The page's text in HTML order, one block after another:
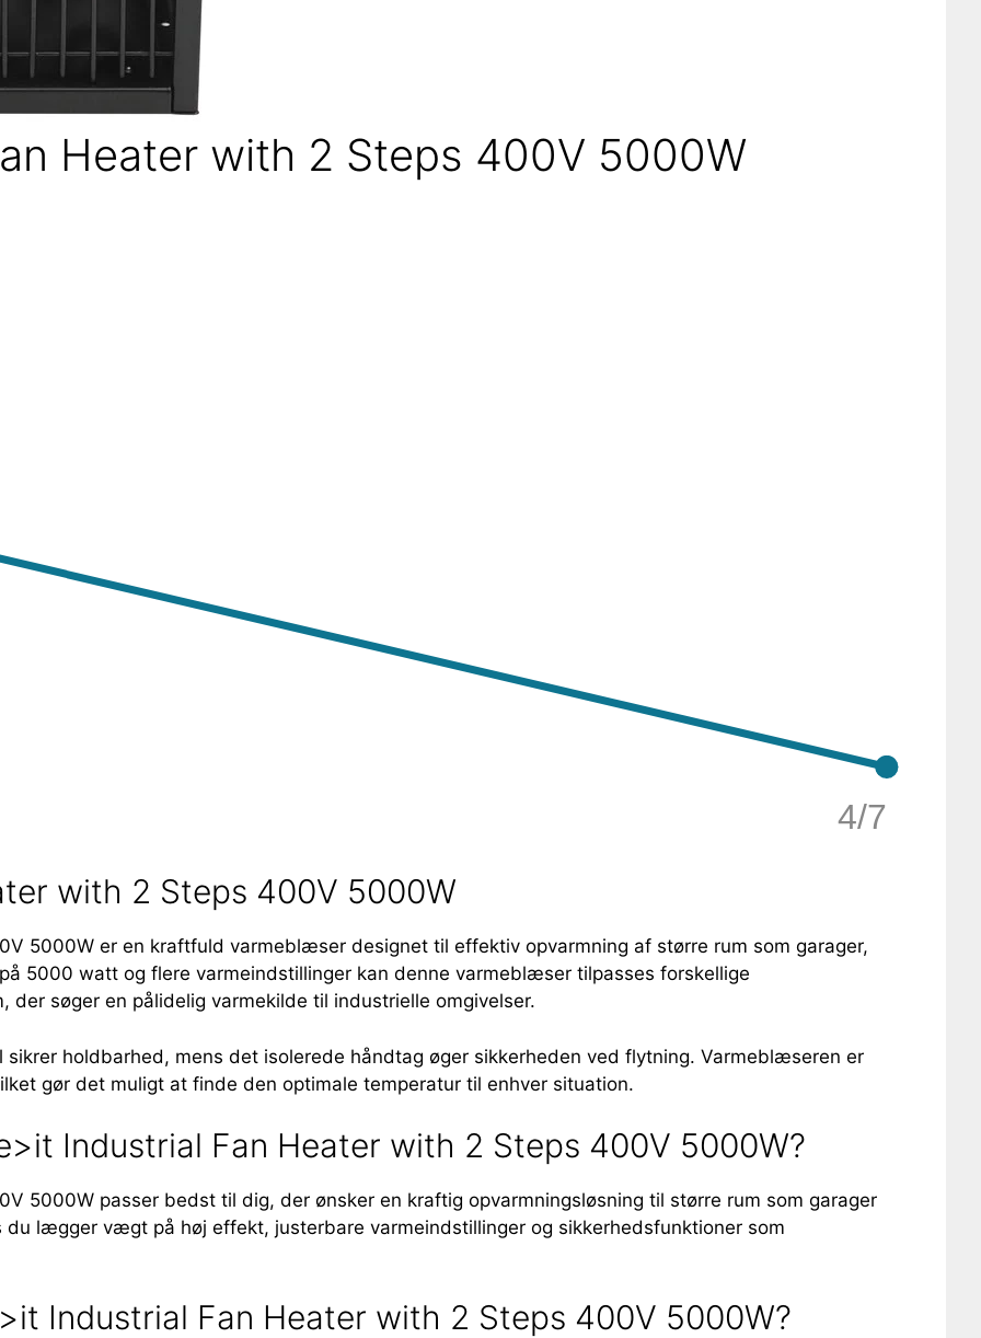
Heater with 2 Steps 400V 5000W
4/7
with 2 Steps 400V 5000W
5000W er en kraftfuld varmeblæser designet til effektiv opvarmning af større rum som garager,
5000 watt og flere varmeindstillinger kan denne varmeblæser tilpasses forskellige
søger en pålidelig varmekilde til industrielle omgivelser.
holdbarhed, mens det isolerede håndtag øger sikkerheden ved flytning. Varmeblæseren er
gør det muligt at finde den optimale temperatur til enhver situation.
Industrial Fan Heater with 2 Steps 400V 5000W?
5000W passer bedst til dig, der ønsker en kraftig opvarmningsløsning til større rum som garager
lægger vægt på høj effekt, justerbare varmeindstillinger og sikkerhedsfunktioner som
Industrial Fan Heater with 2 Steps 400V 5000W?